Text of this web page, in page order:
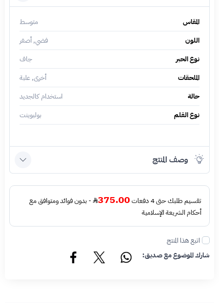
المقاس
متوسط
اللون
فضي, أصفر
نوع الحبر
جاف
الملحقات
أخرى, علبة
حالة
استخدام كالجديد
نوع القلم
بولبوينت
وصف المنتج
تقسيم طلبك حتى 4 دفعات 375.00
- بدون فوائد ومتوافق مع
أحكام الشريعة الإسلامية
اتبع هذا المنتج
شارك الموضوع مع صديق: